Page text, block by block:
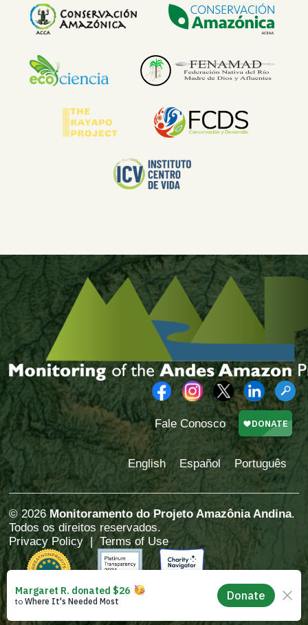
Fale Conosco
English Español Português
© 2026 Monitoramento do Projeto Amazônia Andina.
Todos os direitos reservados.
Privacy Policy |Terms of Use